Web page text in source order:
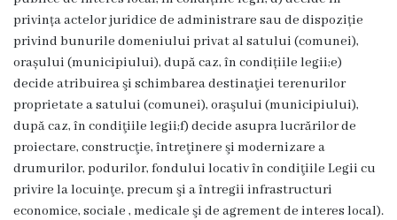
nr.6
,,Cocoșelul
de
Aur”
Î.M
,,Servicii
privința actelor juridice de administrare sau de dispoziție
privind bunurile domeniului privat al satului (comunei),
orașului (municipiului), după caz, în condițiile legii;e)
decide atribuirea şi schimbarea destinaţiei terenurilor
proprietate a satului (comunei), oraşului (municipiului),
după caz, în condiţiile legii;f) decide asupra lucrărilor de
proiectare, construcţie, întreţinere şi modernizare a
drumurilor, podurilor, fondului locativ în condiţiile Legii cu
privire la locuinţe, precum şi a întregii infrastructuri
economice, sociale , medicale şi de agrement de interes local).